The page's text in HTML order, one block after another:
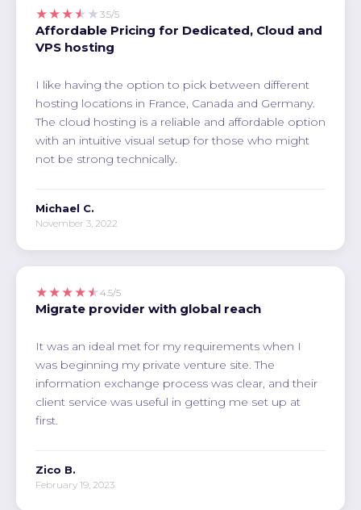
★★★★★ 3.5/5
Affordable Pricing for Dedicated, Cloud and
VPS hosting
I like having the option to pick between different
hosting locations in France, Canada and Germany.
The cloud hosting is a reliable and affordable option
with an intuitive visual setup for those who might
not be strong technically.
Michael C.
November 3, 2022
★★★★★ 4.5/5
Migrate provider with global reach
It was an ideal met for my requirements when I
was beginning my private venture site. The
information exchange process was clear, and their
client service was useful in getting me set up at
first.
Zico B.
February 19, 2023